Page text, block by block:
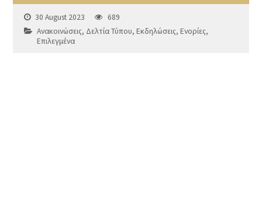
30 August 2023
689
Ανακοινώσεις, Δελτία Τύπου,Εκδηλώσεις,Ενορίες,
Επιλεγμένα